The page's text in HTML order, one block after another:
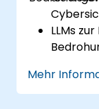
LLMs
auf
LLMs in
Mehr